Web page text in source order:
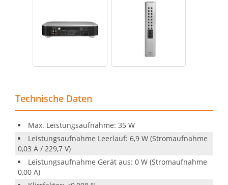
Technische Daten
Max. Leistungsaufnahme: 35 W
Leistungsaufnahme Leerlauf: 6,9 W (Stromaufnahme
0,03 A / 229,7 V)
Leistungsaufnahme Gerät aus: 0 W (Stromaufnahme
0,00 A)